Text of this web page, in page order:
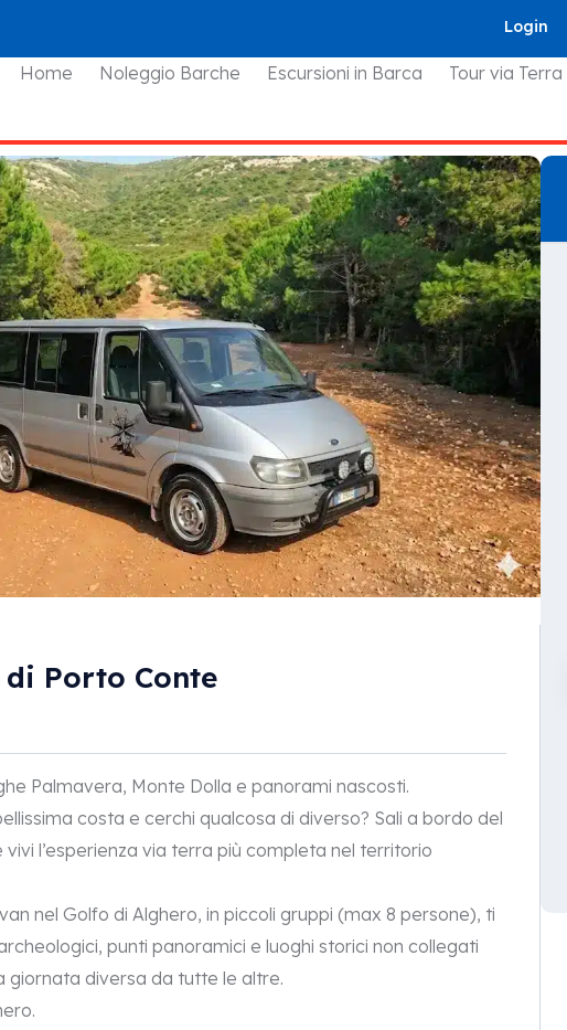
Login
Home Noleggio Barche Escursioni in Barca Tour via Terra
Porto Conte
Palmavera, Monte Dolla e panorami nascosti.
costa e cerchi qualcosa di diverso? Sali a bordo del
vivi l’esperienza via terra più completa nel territorio
nel Golfo di Alghero, in piccoli gruppi (max 8 persone), ti
punti panoramici e luoghi storici non collegati
giornata diversa da tutte le altre.